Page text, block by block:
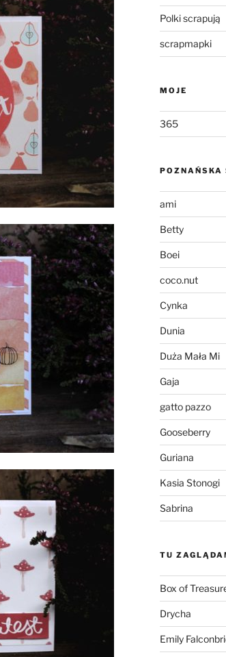
Polki scrapują
scrapmapki
MOJE
365
POZNAŃSKA
ami
Betty
Boei
coco.nut
Cynka
Dunia
Duża Mała Mi
Gaja
gatto pazzo
Gooseberry
Guriana
Kasia Stonogi
Sabrina
TU
Box of
Drycha
Emily